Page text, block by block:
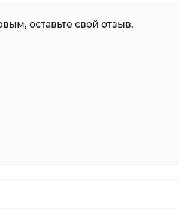
оставьте свой отзыв.